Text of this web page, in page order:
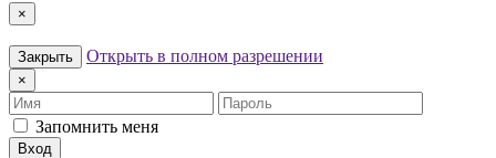
×
Закрыть Открыть в полном разрешении
×
Имя
Пароль
Запомнить меня
Вход